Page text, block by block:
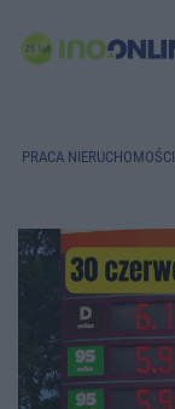
PRACA NIERUCHOMOŚCI